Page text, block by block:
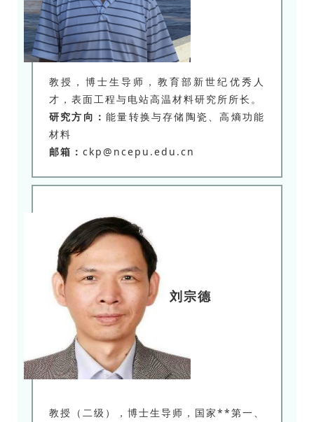
教授，博士生导师，教育部新世纪优秀人
才，表面工程与电站高温材料研究所所长。
研究方向：能量转换与存储陶瓷、高熵功能
材料
邮箱： ckp@ncepu.edu.cn
刘宗德
教授（二级），博士生导师，国家**第一、